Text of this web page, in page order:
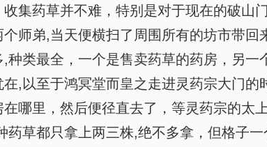
集药草并不难，特别是对于现在的破
师弟,当天便横扫了周围所有的坊市带
种类最全，一个是售卖药草的药房，另
,以至于鸿冥堂而皇之走进灵药宗大门
哪里，然后便径直去了，等灵药宗的
药草都只拿上两三株,绝不多拿，但格子